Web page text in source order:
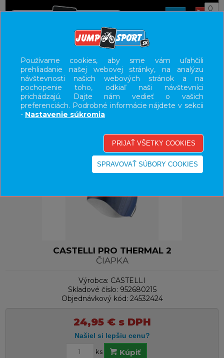
0
UŽÍVATEĽSKÝ PANEL
KATEGÓRIE
HLAVNÉ MENU
CASTELLI PRO THERMAL 2
ČIAPKA
Výrobca: CASTELLI
Skladové číslo: 952680215
Objednávkový kód: 24532424
24,95 €s DPH
ks Kúpiť
Používame cookies, aby sme vám uľahčili
prehliadanie našej webovej stránky, na analýzu
návštevnosti našich webových stránok a na
pochopenie toho, odkiaľ naši návštevníci
prichádzajú. Dajte nám vedieť o vašich
preferenciách. Podrobné informácie nájdete v sekcii
- Nastavenie súkromia